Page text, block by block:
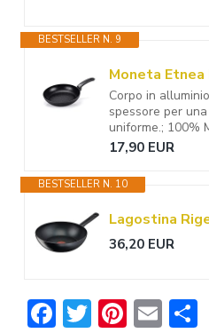
BESTSELLER N. 9
Corpo in
spessore per
uniforme.; 100%
17,90 EUR
BESTSELLER N. 10
36,20 EUR
F T Pi E C